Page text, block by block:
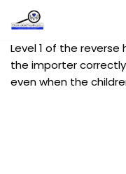
au
contenu
Level 1 of the
the importer
even when the